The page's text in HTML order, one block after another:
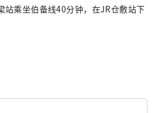
站乘坐伯备线40分钟，在JR仓敷站下